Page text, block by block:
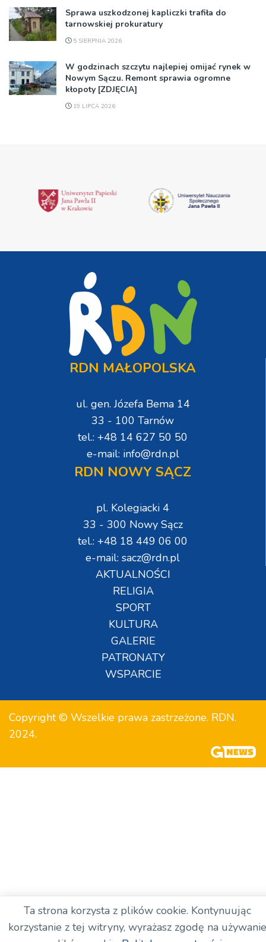
Sprawa uszkodzonej kapliczki trafiła do
tarnowskiej prokuratury
5 SIERPNIA 2026
W godzinach szczytu najlepiej omijać rynek w
Nowym Sączu. Remont sprawia ogromne
kłopoty [ZDJĘCIA]
19 LIPCA 2026
RDN MAŁOPOLSKA
ul. gen. Józefa Bema 14
33 - 100 Tarnów
tel.: +48 14 627 50 50
e-mail: info@rdn.pl
RDN NOWY SĄCZ
pl. Kolegiacki 4
33 - 300 Nowy Sącz
tel.: +48 18 449 06 00
e-mail: sacz@rdn.pl
AKTUALNOŚCI
RELIGIA
SPORT
KULTURA
GALERIE
PATRONATY
WSPARCIE
Copyright © Wszelkie prawa zastrzeżone. RDN.
2024.
Ta strona korzysta z plików cookie. Kontynuując
korzystanie z tej witryny, wyrażasz zgodę na używanie